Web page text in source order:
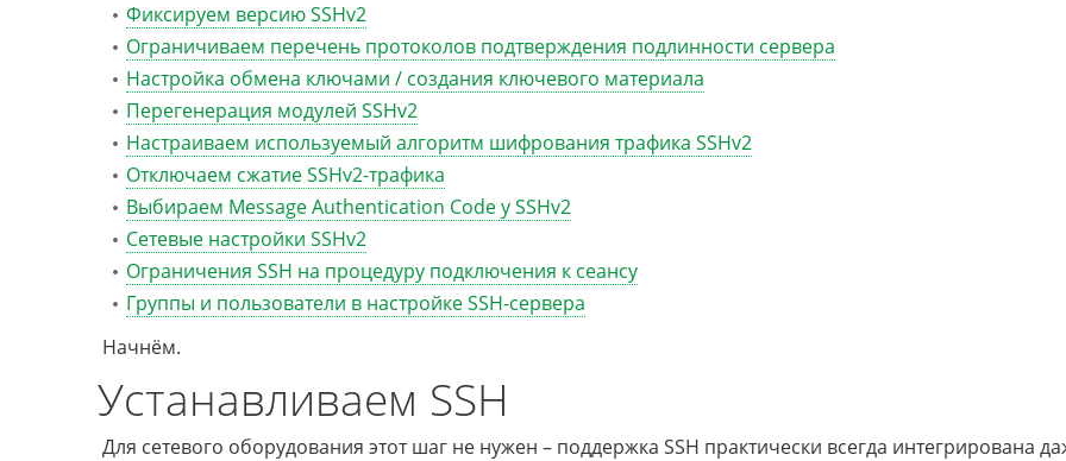
Фиксируем версию SSHv2
Ограничиваем перечень протоколов подтверждения подлинности сервера
Настройка обмена ключами / создания ключевого материала
Перегенерация модулей SSHv2
Настраиваем используемый алгоритм шифрования трафика SSHv2
Отключаем сжатие SSHv2-трафика
Выбираем Message Authentication Code у SSHv2
Сетевые настройки SSHv2
Ограничения SSH на процедуру подключения к сеансу
Группы и пользователи в настройке SSH-сервера
Начнём.
Устанавливаем SSH
Для сетевого оборудования этот шаг не нужен – поддержка SSH практически всегда интегрирована